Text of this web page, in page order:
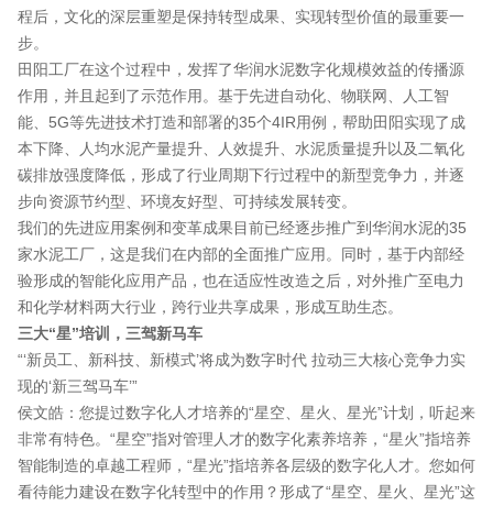
程后，文化的深层重塑是保持转型成果、实现转型价值的最重要一
步。
田阳工厂在这个过程中，发挥了华润水泥数字化规模效益的传播源
作用，并且起到了示范作用。基于先进自动化、物联网、人工智
能、5G等先进技术打造和部署的35个4IR用例，帮助田阳实现了成
本下降、人均水泥产量提升、人效提升、水泥质量提升以及二氧化
碳排放强度降低，形成了行业周期下行过程中的新型竞争力，并逐
步向资源节约型、环境友好型、可持续发展转变。
我们的先进应用案例和变革成果目前已经逐步推广到华润水泥的35
家水泥工厂，这是我们在内部的全面推广应用。同时，基于内部经
验形成的智能化应用产品，也在适应性改造之后，对外推广至电力
和化学材料两大行业，跨行业共享成果，形成互助生态。
三大“星”培训，三驾新马车
“‘新员工、新科技、新模式’将成为数字时代 拉动三大核心竞争力实
现的‘新三驾马车’”
侯文皓：您提过数字化人才培养的“星空、星火、星光”计划，听起来
非常有特色。“星空”指对管理人才的数字化素养培养，“星火”指培养
智能制造的卓越工程师，“星光”指培养各层级的数字化人才。您如何
看待能力建设在数字化转型中的作用？形成了“星空、星火、星光”这